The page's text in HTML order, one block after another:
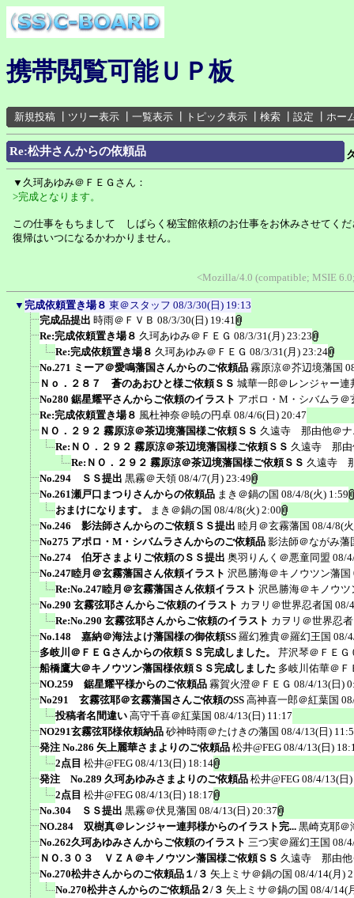
携帯閲覧可能ＵＰ板
新規投稿 ツリー表示 一覧表示 トピック表示 検索 設定 ホー
Re:松井さんからの依頼品
▼久珂あゆみ＠ＦＥＧさん：
>完成となります。
この仕事をもちまして しばらく秘宝館依頼のお仕事をお休みさせてくだ
復帰はいつになるかわかりません。
<Mozilla/4.0 (compatible; MSIE
▼ 完成依頼置き場８ 東＠スタッフ 08/3/30(日) 19:13
完成品提出 時雨＠ＦＶＢ 08/3/30(日) 19:41
Re:完成依頼置き場８ 久珂あゆみ＠ＦＥＧ 08/3/31(月) 23:23
Re:完成依頼置き場８ 久珂あゆみ＠ＦＥＧ 08/3/31(月) 23:24
No.271 ミーア＠愛鳴藩国さんからのご依頼品 霧原涼＠芥辺境藩国
Ｎｏ．２８７ 蒼のあおひと様ご依頼ＳＳ 城華一郎＠レンジャー連
No280 鋸星耀平さんからご依頼のイラスト アポロ・M・シバムラ＠
Re:完成依頼置き場８ 風杜神奈＠暁の円卓 08/4/6(日) 20:47
ＮＯ．２９２ 霧原涼＠茶辺境藩国様ご依頼ＳＳ 久遠寺 那由他＠ナ
Re:ＮＯ．２９２ 霧原涼＠茶辺境藩国様ご依頼ＳＳ 久遠寺 那由
Re:ＮＯ．２９２ 霧原涼＠茶辺境藩国様ご依頼ＳＳ 久遠寺
No.294 ＳＳ提出 黒霧＠天領 08/4/7(月) 23:49
No.261瀬戸口まつりさんからの依頼品 まき＠鍋の国 08/4/8(火) 1:59
おまけになります。
まき＠鍋の国 08/4/8(火) 2:00
No.246 影法師さんからのご依頼ＳＳ提出 睦月＠玄霧藩国 08/4/8(
No275 アポロ・M・シバムラさんからのご依頼品 影法師＠ながみ藩
No.274 伯牙さまよりご依頼のＳＳ提出 奥羽りんく＠悪童同盟 08/
No.247睦月＠玄霧藩国さん依頼イラスト 沢邑勝海＠キノウツン藩国
Re:No.247睦月＠玄霧藩国さん依頼イラスト 沢邑勝海＠キノウツ
No.290 玄霧弦耶さんからご依頼のイラスト カヲリ＠世界忍者国 08/
Re:No.290 玄霧弦耶さんからご依頼のイラスト カヲリ＠世界忍
No.148 嘉納＠海法よけ藩国様の御依頼SS 羅幻雅貴＠羅幻王国 08/
多岐川＠ＦＥＧさんからの依頼ＳＳ完成しました。
芹沢琴＠ＦＥＧ
船橋鷹大＠キノウツン藩国様依頼ＳＳ完成しました 多岐川佑華＠Ｆ
NO.259 鋸星耀平様からのご依頼品 霧賀火澄＠ＦＥＧ 08/4/13(日)
No291 玄霧弦耶＠玄霧藩国さんご依頼のSS 高神喜一郎＠紅葉国
投稿者名間違い 高守千喜＠紅葉国 08/4/13(日) 11:17
NO291玄霧弦耶様依頼納品 砂神時雨＠たけきの藩国 08/4/13(日)
発注 No.286 矢上麗華さまよりのご依頼品 松井@FEG 08/4/13(日)
2点目 松井@FEG 08/4/13(日) 18:14
発注 No.289 久珂あゆみさまよりのご依頼品 松井@FEG 08/4/13(日
2点目 松井@FEG 08/4/13(日) 18:17
No.304 ＳＳ提出 黒霧＠伏見藩国 08/4/13(日) 20:37
NO.284 双樹真＠レンジャー連邦様からのイラスト完... 黒崎克耶＠
No.262久珂あゆみさんからご依頼のイラスト 三つ実＠羅幻王国 08/
ＮＯ.３０３ ＶＺＡ＠キノウツン藩国様ご依頼ＳＳ 久遠寺 那由他
No.270松井さんからのご依頼品１/３ 矢上ミサ＠鍋の国 08/4/14(月)
No.270松井さんからのご依頼品２/３ 矢上ミサ＠鍋の国 08/4/14(